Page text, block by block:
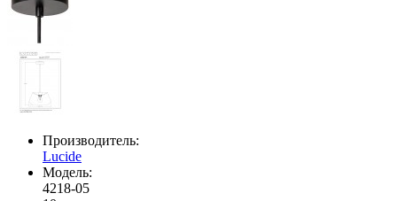
Производитель:
Lucide
Модель:
4218-05